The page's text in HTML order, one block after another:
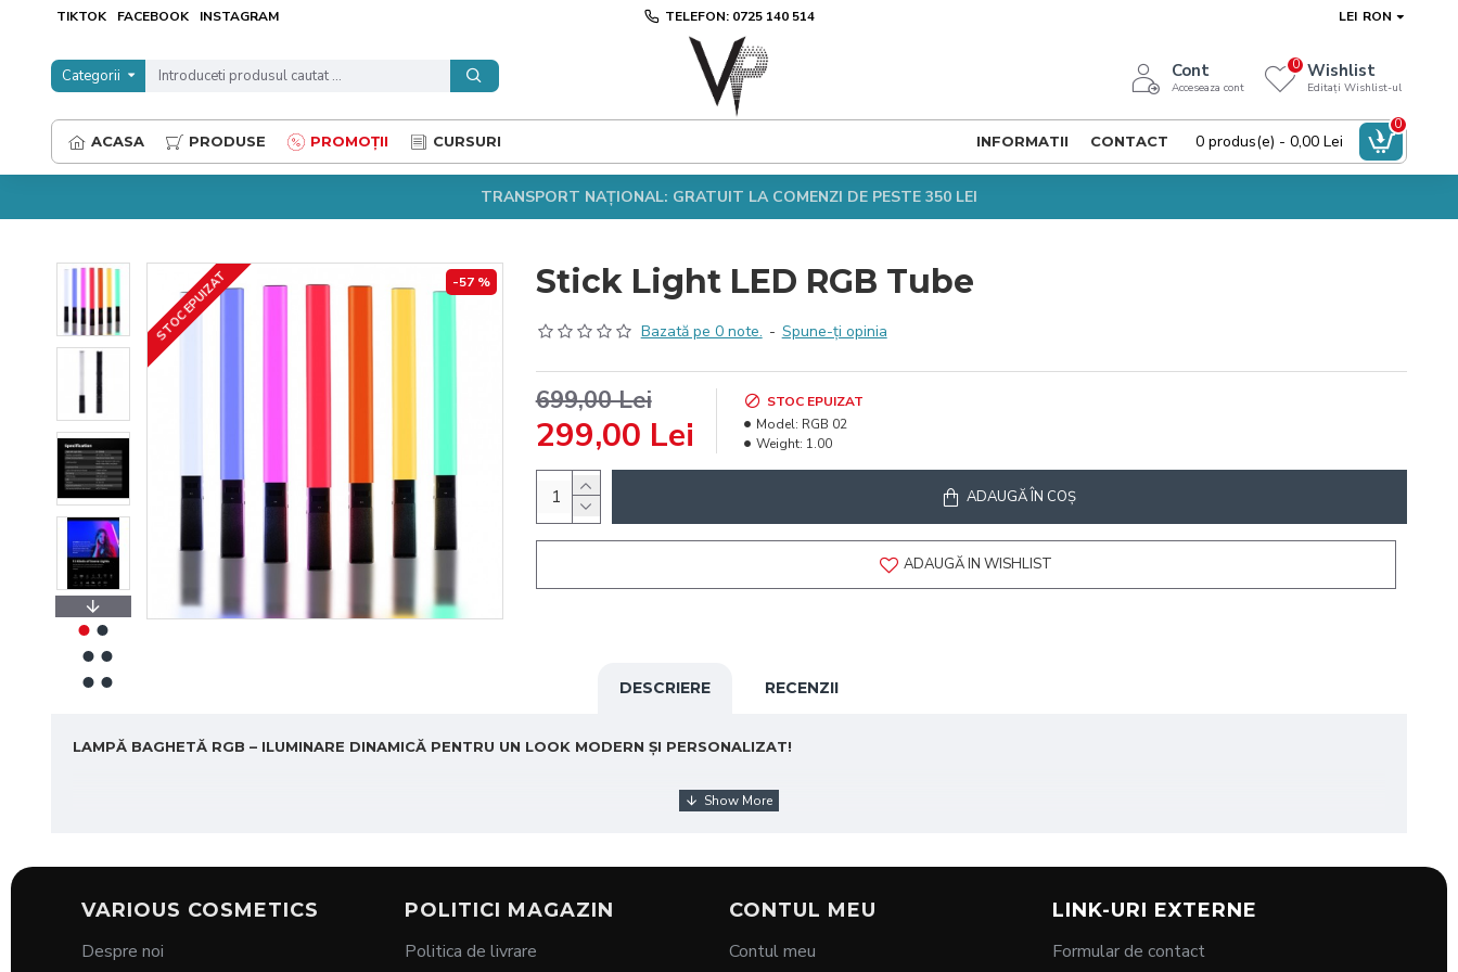
TIKTOK FACEBOOK INSTAGRAM TELEFON: 0725 140 514 LEI RON
Categorii Cont
Acceseaza cont
Wishlist
Editați Wishlist-ul
0
ACASA PRODUSE PROMOȚII CURSURI INFORMATII CONTACT 0 produs(e) - 0,00 Lei
0
TRANSPORT NAȚIONAL: GRATUIT LA COMENZI DE PESTE 350 LEI
-57 %
STOC EPUIZAT Stick Light LED RGB Tube
Bazată pe 0 note. - Spune-ţi opinia
299,00 Lei
699,00 Lei
STOC EPUIZAT
Model: RGB 02
Weight: 1.00
ADAUGĂ ÎN COŞ
ADAUGĂ IN WISHLIST
DESCRIERE RECENZII
LAMPĂ BAGHETĂ RGB – ILUMINARE DINAMICĂ PENTRU UN LOOK MODERN ȘI PERSONALIZAT!
Creează o atmosferă unică culampa led sub formă de baghetă RGB , ideală pentru a adăuga culoare și stil oricărui spațiu! Cu iluminare reglabilă în milioane de culori și
RGB se adaptează nevoilor tale!
VARIOUS COSMETICS
Despre noi
POLITICI MAGAZIN
Politica de livrare
CONTUL MEU
Contul meu
LINK-URI EXTERNE
Formular de contact